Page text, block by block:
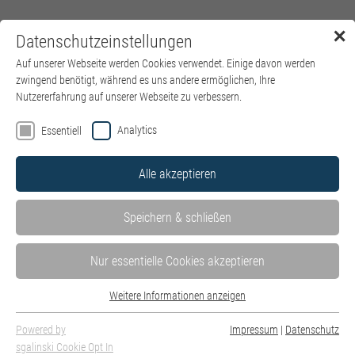
Menü
Schnuppern Sie JETZT in den Pflegedienst - mit einem Freiwilligen
sozialen Jahr in den kbo-Lech-Mangfall-Kliniken!
✕
Datenschutzeinstellungen
Auf unserer Webseite werden Cookies verwendet. Einige davon werden
zwingend benötigt, während es uns andere ermöglichen, Ihre
Nutzererfahrung auf unserer Webseite zu verbessern.
Essentiell Analytics
Alle akzeptieren
Speichern & schließen
Nur essentielle Cookies akzeptieren
Essentielle Cookies werden für grundlegende Funktionen der Webseite
benötigt. Dadurch ist gewährleistet, dass die Webseite einwandfrei
Weitere Informationen anzeigen
Powered by
sgalinski Cookie Opt In
Impressum | Datenschutz